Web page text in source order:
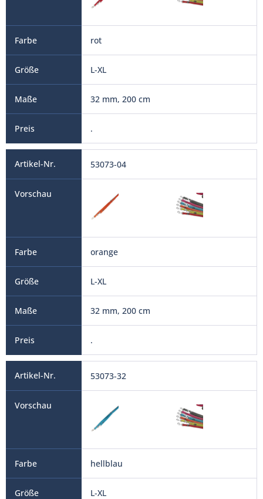
rot
L-XL
32 mm, 200 cm
.
53073-04
orange
L-XL
32 mm, 200 cm
.
53073-32
hellblau
L-XL